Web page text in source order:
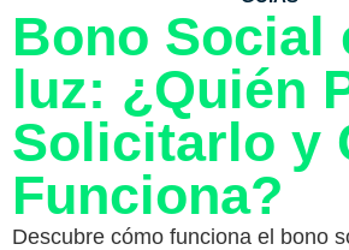
Bono Social
luz: ¿Quién
Solicitarlo y
Funciona?
Descubre cómo funciona el bono